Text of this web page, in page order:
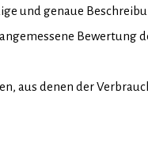
und genaue
aus denen der